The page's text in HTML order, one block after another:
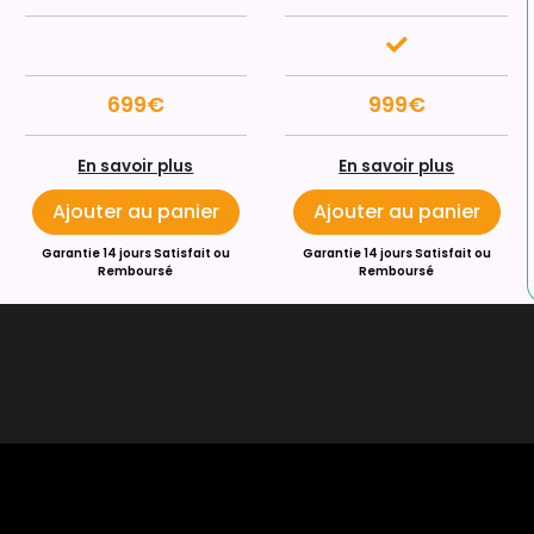
699€ 999€
En savoir plus
Ajouter au panier
Garantie 14 jours Satisfait ou
Remboursé
En savoir plus
Ajouter au panier
Garantie 14 jours Satisfait ou
Remboursé